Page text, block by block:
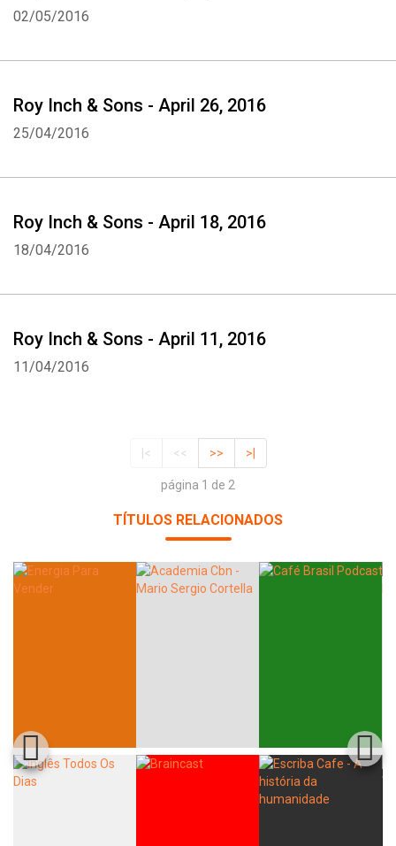
02/05/2016
Roy Inch & Sons - April 26, 2016
25/04/2016
Roy Inch & Sons - April 18, 2016
18/04/2016
Roy Inch & Sons - April 11, 2016
11/04/2016
|< << >> >|
página 1 de 2
TÍTULOS RELACIONADOS